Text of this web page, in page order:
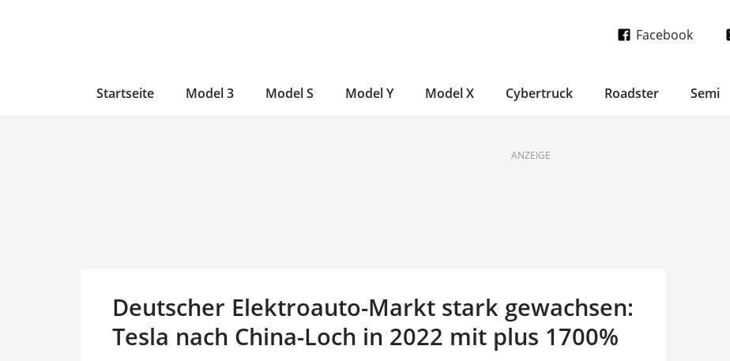
Facebook
Startseite Model 3 Model S Model Y Model X Cybertruck Roadster Semi
ANZEIGE
Deutscher Elektroauto-Markt stark gewachsen:
Tesla nach China-Loch in 2022 mit plus 1700%